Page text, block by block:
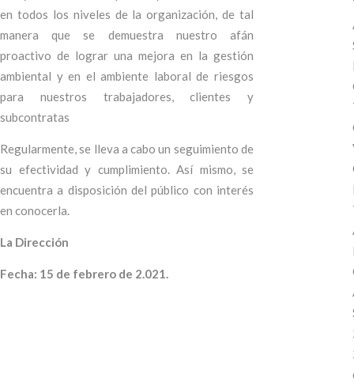
en todos los niveles de la organización, de tal
manera que se demuestra nuestro afán
proactivo de lograr una mejora en la gestión
ambiental y en el ambiente laboral de riesgos
para nuestros trabajadores, clientes y
subcontratas
Regularmente, se lleva a cabo un seguimiento de
su efectividad y cumplimiento. Así mismo, se
encuentra a disposición del público con interés
en conocerla.
La Dirección
Fecha: 15 de febrero de 2.021.